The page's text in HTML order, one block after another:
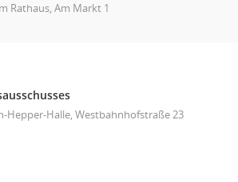
Rathaus, Am Markt 1
Hepper-Halle, Westbahnhofstraße 23